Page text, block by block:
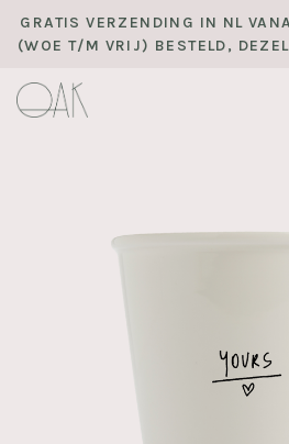
GRATIS VERZENDING IN NL
(WOE T/M VRIJ) BESTELD,